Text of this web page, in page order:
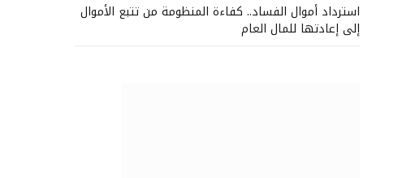
استرداد أموال الفساد.. كفاءة المنظومة من تتبع الأموال
إلى إعادتها للمال العام